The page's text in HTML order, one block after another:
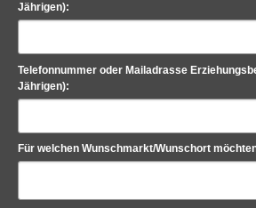
Jährigen):
Telefonnummer oder Mailadrasse
Jährigen):
Für welchen Wunschmarkt/Wunschort